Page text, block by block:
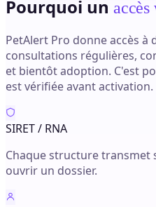
Pourquoi un
PetAlert Pro donne accès à
consultations régulières,
et bientôt adoption. C'est
est vérifiée avant activation.
SIRET / RNA
Chaque structure
ouvrir un dossier.